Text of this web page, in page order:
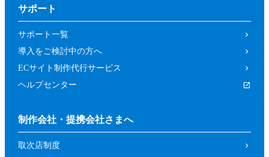
サポート
サポート一覧
導入をご検討中の方へ
ECサイト制作代行サービス
ヘルプセンター
制作会社・提携会社さまへ
取次店制度